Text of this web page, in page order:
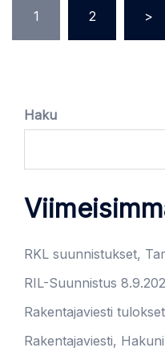
1 2 >
Haku
RKL suunnistukset,
RIL-Suunnistus
Rakentajaviesti tulokset
Rakentajaviesti,